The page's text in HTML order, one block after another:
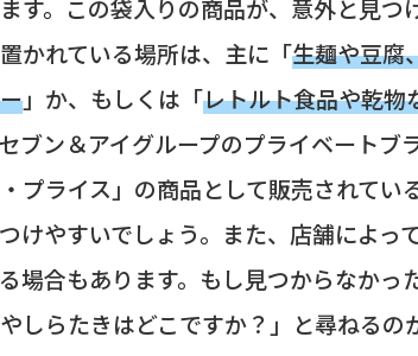
す。この袋入りの商品が、意外と見つ
かれている場所は、主に「生麺や豆腐
」か、もしくは「レトルト食品や乾物
ブン＆アイグループのプライベートブ
プライス」の商品として販売されてい
けやすいでしょう。また、店舗によっ
場合もあります。もし見つからなか
しらたきはどこですか？」と尋ねるの